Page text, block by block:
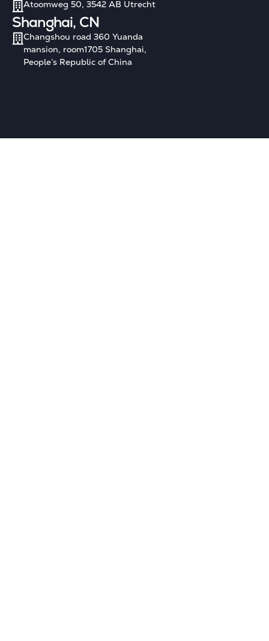
Atoomweg 50, 3542 AB Utrecht
Shanghai, CN
Changshou road 360 Yuanda
mansion, room1705 Shanghai,
People’s Republic of China